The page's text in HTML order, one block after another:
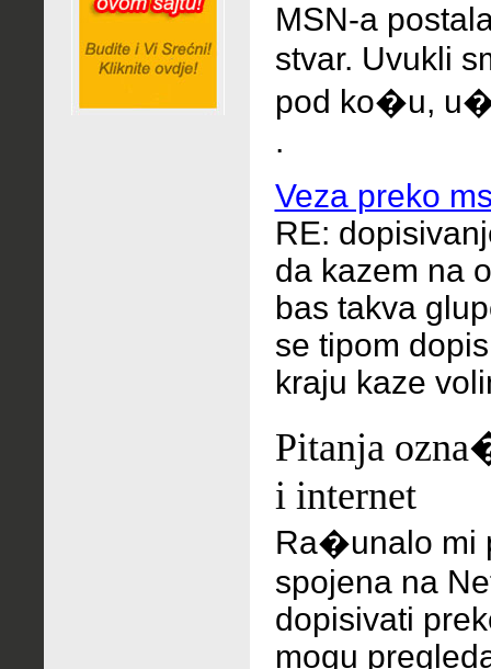
MSN-a
stvar. Uvukli
pod ko�u,
.
Veza preko
RE:
da kazem na
bas takva
se tipom
kraju kaze
Pitanja
i internet
Ra�unalo mi
spojena na
dopisivati
mogu